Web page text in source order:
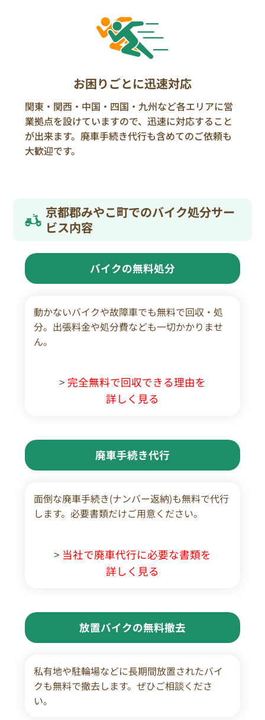
お困りごとに迅速対応
関東・関西・中国・四国・九州など各エリアに営
業拠点を設けていますので、迅速に対応すること
が出来ます。廃車手続き代行も含めてのご依頼も
大歓迎です。
京都郡みやこ町でのバイク処分サー
ビス内容
バイクの無料処分
動かないバイクや故障車でも無料で回収・処
分。出張料金や処分費なども一切かかりませ
ん。
> 完全無料で回収できる理由を
詳しく見る
廃車手続き代行
面倒な廃車手続き(ナンバー返納)も無料で代行
します。必要書類だけご用意ください。
> 当社で廃車代行に必要な書類を
詳しく見る
放置バイクの無料撤去
私有地や駐輪場などに長期間放置されたバイ
クも無料で撤去します。ぜひご相談くださ
い。